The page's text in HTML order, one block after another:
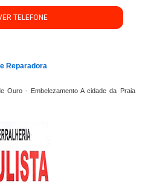
TELEFONE
Reparadora
Ouro - Embelezamento A cidade da Praia